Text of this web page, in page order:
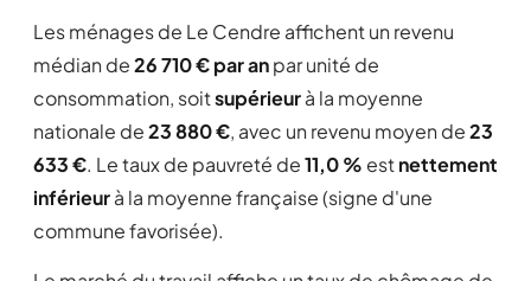
Les ménages de Le Cendre affichent un revenu
médian de26 710 € par anpar unité de
consommation, soitsupérieurà la moyenne
nationale de23 880 €, avec un revenu moyen de23
633 €. Le taux de pauvreté de11,0 % estnettement
inférieurà la moyenne française (signe d'une
commune favorisée).